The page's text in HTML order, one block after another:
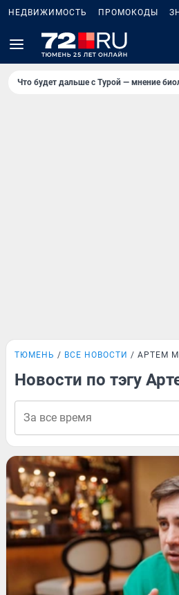
НЕДВИЖИМОСТЬ ПРОМОКОДЫ
Что будет дальше с Турой — мнение
ТЮМЕНЬ ВСЕ НОВОСТИ АРТЕМ
Новости по тэгу